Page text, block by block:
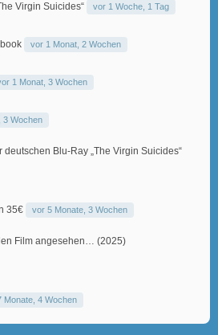
Virgin Suicides“ vor 1 Woche, 1 Tag
vor 1 Monat, 2 Wochen
1 Monat, 3 Wochen
3 Wochen
Blu-Ray „The Virgin Suicides“
35€ vor 5 Monate, 3 Wochen
Film angesehen… (2025)
Monate, 4 Wochen